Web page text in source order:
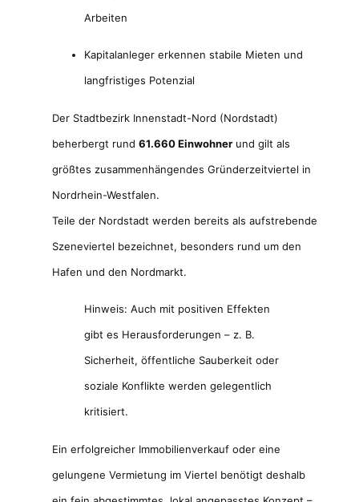
Arbeiten
Kapitalanleger erkennen stabile Mieten und
langfristiges Potenzial
Der Stadtbezirk Innenstadt-Nord (Nordstadt)
beherbergt rund 61.660 Einwohnerund gilt als
größtes zusammenhängendes Gründerzeitviertel in
Nordrhein-Westfalen.
Teile der Nordstadt werden bereits als aufstrebende
Szeneviertel bezeichnet, besonders rund um den
Hafen und den Nordmarkt.
Hinweis: Auch mit positiven Effekten
gibt es Herausforderungen – z. B.
Sicherheit, öffentliche Sauberkeit oder
soziale Konflikte werden gelegentlich
kritisiert.
Ein erfolgreicher Immobilienverkauf oder eine
gelungene Vermietung im Viertel benötigt deshalb